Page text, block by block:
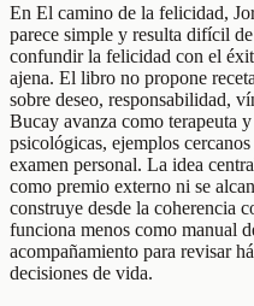
En El camino de la felicidad,
parece simple y resulta difícil
confundir la felicidad con el
ajena. El libro no propone
sobre deseo, responsabilidad,
Bucay avanza como terapeuta
psicológicas, ejemplos
examen personal. La idea
como premio externo ni se
construye desde la coherencia
funciona menos como manual
acompañamiento para revisar
decisiones de vida.